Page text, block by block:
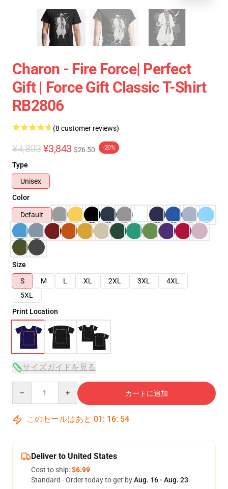
Charon - Fire Force| Perfect
Gift | Force Gift Classic T-Shirt
RB2806
(8 customer reviews)
¥4,803 ¥3,843 $26.50 -20%
Type
Unisex
Color
Default
Size
S
M L XL 2XL 3XL
4XL
5XL
Print Location
サイズガイドを見る
カートに追加
このセールはあと 01 : 16: 54
Deliver to United States
Cost to ship:$6.99
Standard - Order today to get byAug. 16 - Aug. 23